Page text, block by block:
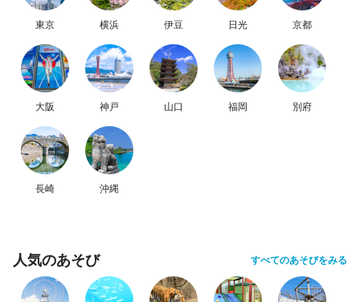
東京 横浜 伊豆 日光 京都
大阪 神戸 山口 福岡 別府
長崎 沖縄
人気のあそび すべてのあそびをみる